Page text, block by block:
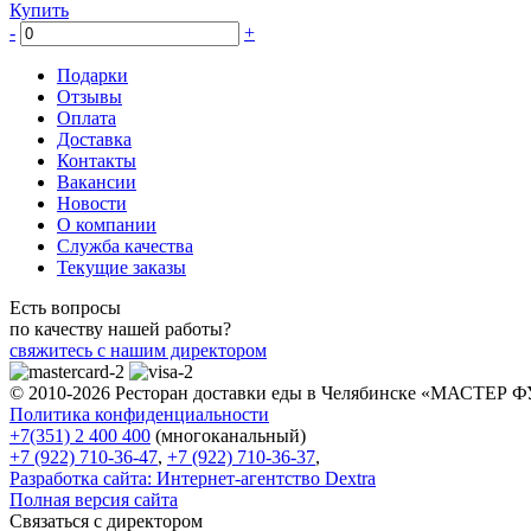
Купить
-
+
Подарки
Отзывы
Оплата
Доставка
Контакты
Вакансии
Новости
О компании
Служба качества
Текущие заказы
Есть вопросы
по качеству нашей работы?
свяжитесь с нашим директором
© 2010-2026 Ресторан доставки еды в Челябинске «МАСТЕР
Политика конфиденциальности
+7(351) 2 400 400 (многоканальный)
+7 (922) 710-36-47, +7 (922) 710-36-37,
Разработка сайта: Интернет-агентство Dextra
Полная версия сайта
Связаться с директором